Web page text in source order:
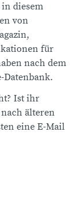
diesem
von
für
nach dem
Ist ihr
älteren
eine E-Mail